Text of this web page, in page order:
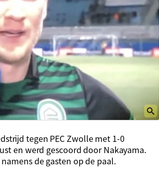
tegen PEC Zwolle met 1-0
en werd gescoord door Nakayama.
de gasten op de paal.